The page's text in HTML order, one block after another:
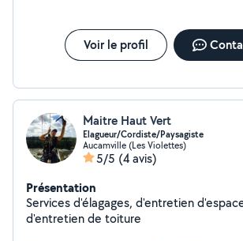
Voir le profil
Maitre Haut Vert
Elagueur/Cordiste/Paysagiste
Aucamville (Les Violettes)
5/5 (4 avis)
Présentation
Services d'élagages, d'entretien
d'entretien de toiture